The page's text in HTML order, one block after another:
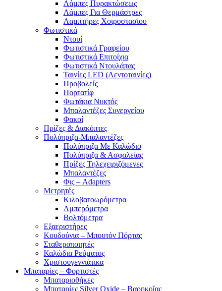
Λάμπες Πυρακτώσεως
Λάμπες Για Θερμάστρες
Λαμπτήρες Χοιροστασίου
Φωτιστικά
Ντουί
Φωτιστικά Γραφείου
Φωτιστικά Επιτοίχια
Φωτιστικά Ντουλάπας
Ταινίες LED (Λεντοταινίες)
Προβολείς
Πορτατίφ
Φωτάκια Νυκτός
Μπαλαντέζες Συνεργείου
Φακοί
Πρίζες & Διακόπτες
Πολύπριζα-Μπαλαντέζες
Πολύπριζα Με Καλώδιο
Πολύπριζα & Ασφαλείας
Πρίζες Τηλεχειριζόμενες
Μπαλαντέζες
Φις – Adapters
Μετρητές
Κιλοβατοωρόμετρα
Αμπερόμετρα
Βολτόμετρα
Εξαεριστήρες
Κουδούνια – Μπουτόν Πόρτας
Σταθεροποιητές
Καλώδια Ρεύματος
Χριστουγεννιάτικα
Μπαταρίες – Φορτιστές
Μπαταριοθήκες
Μπαταρίες Silver Oxide – Βαρηκοΐας